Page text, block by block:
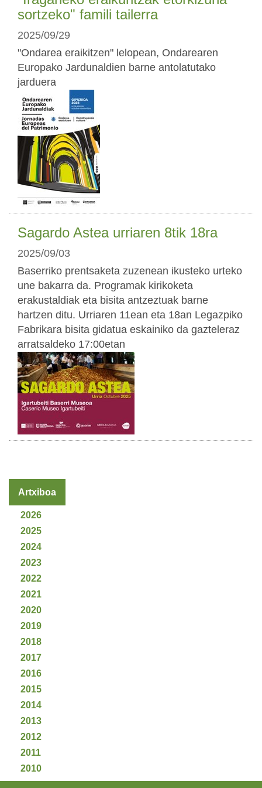
sortzeko" famili tailerra
2025/09/29
"Ondarea eraikitzen" lelopean, Ondarearen
Europako Jardunaldien barne antolatutako
jarduera
Sagardo Astea urriaren 8tik 18ra
2025/09/03
Baserriko prentsaketa zuzenean ikusteko urteko
une bakarra da. Programak kirikoketa
erakustaldiak eta bisita antzeztuak barne
hartzen ditu. Urriaren 11ean eta 18an Legazpiko
Fabrikara bisita gidatua eskainiko da gazteleraz
arratsaldeko 17:00etan
Artxiboa
2026
2025
2024
2023
2022
2021
2020
2019
2018
2017
2016
2015
2014
2013
2012
2011
2010